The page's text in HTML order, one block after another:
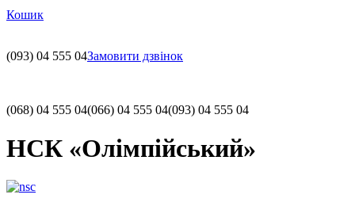
Кошик
(093) 04 555 04Замовити дзвінок
(068) 04 555 04(066) 04 555 04(093) 04 555 04
НСК «Олімпійський»